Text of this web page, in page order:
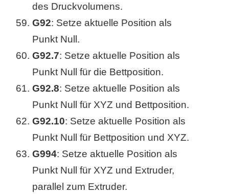
des Druckvolumens.
G92: Setze aktuelle Position als
Punkt Null.
G92.7: Setze aktuelle Position als
Punkt Null für die Bettposition.
G92.8: Setze aktuelle Position als
Punkt Null für XYZ und Bettposition.
G92.10: Setze aktuelle Position als
Punkt Null für Bettposition und XYZ.
G994: Setze aktuelle Position als
Punkt Null für XYZ und Extruder,
parallel zum Extruder.